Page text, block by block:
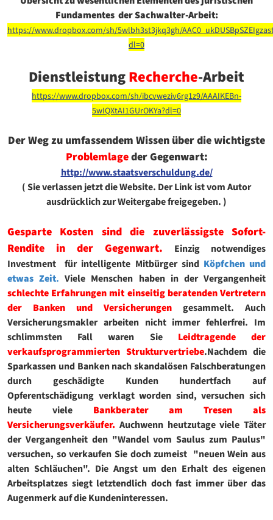
Fundamentes der Sachwalter-Arbeit:
https://www.dropbox.com/sh/5wlbh3st3jkq3gh/
dl=0
DienstleistungRecherche-Arbeit
https://www.dropbox.com/sh/ibcvweziv6rg1z9/AAAIKEBn-
5wIQXtAI1GUrOKYa?dl=0
Der Weg zu umfassendem Wissen über die wichtigste
Problemlageder Gegenwart:
http://www.staatsverschuldung.de/
( Sie verlassen jetzt die Website. Der Link ist vom Autor
ausdrücklich zur Weitergabe freigegeben. )
Gesparte Kosten sind die zuverlässigste Sofort-
Rendite in der Gegenwart.
Einzig notwendiges
Investment für intelligente Mitbürger sind Köpfchen und
etwas Zeit. Viele Menschen haben in der Vergangenheit
schlechte Erfahrungen mit einseitig beratenden Vertretern
der Banken und Versicherungen gesammelt. Auch
Versicherungsmakler arbeiten nicht immer fehlerfrei. Im
schlimmsten Fall waren Sie Leidtragende der
verkaufsprogrammierten Strukturvertriebe.Nachdem die
Sparkassen und Banken nach skandalösen Falschberatungen
durch geschädigte Kunden hundertfach auf
Opferentschädigung verklagt worden sind, versuchen sich
heute viele Bankberater am Tresen als
Versicherungsverkäufer. Auchwenn heutzutage viele Täter
der Vergangenheit den "Wandel vom Saulus zum Paulus"
versuchen, so verkaufen Sie doch zumeist "neuen Wein aus
alten Schläuchen". Die Angst um den Erhalt des eigenen
Arbeitsplatzes siegt letztendlich doch fast immer über das
Augenmerk auf die Kundeninteressen.